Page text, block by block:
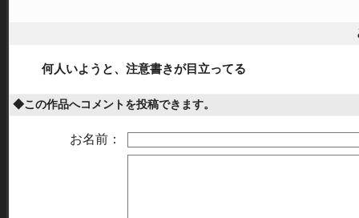
何人いようと、注意書きが目立ってる
◆この作品へコメントを投稿できます。
お名前：